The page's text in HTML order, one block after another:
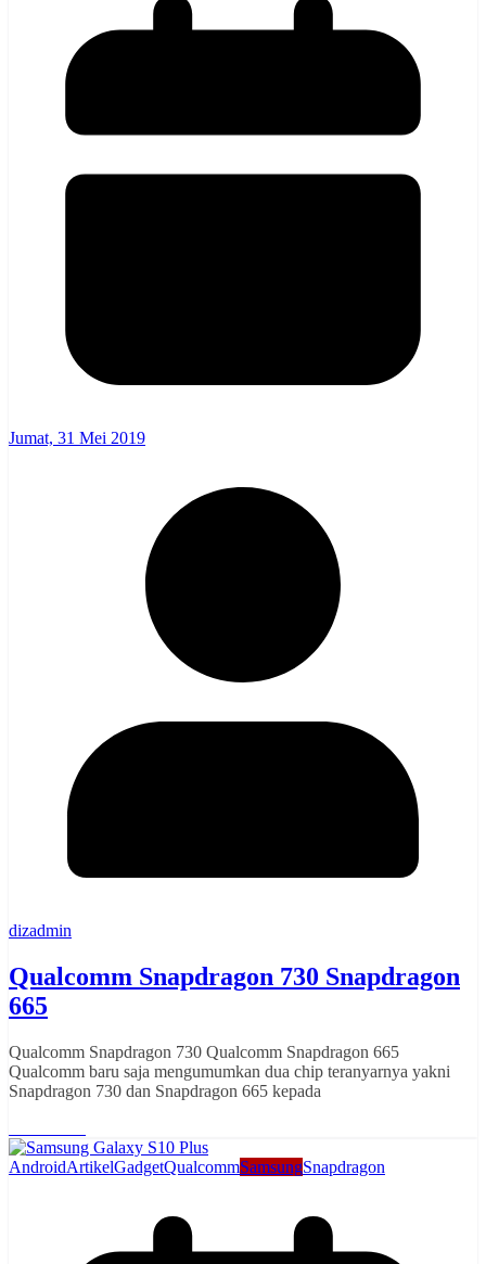
Jumat, 31 Mei 2019
dizadmin
Qualcomm Snapdragon 730 Snapdragon
665
Qualcomm Snapdragon 730 Qualcomm Snapdragon 665
Qualcomm baru saja mengumumkan dua chip teranyarnya yakni
Snapdragon 730 dan Snapdragon 665 kepada
AndroidArtikelGadgetQualcommSamsungSnapdragon